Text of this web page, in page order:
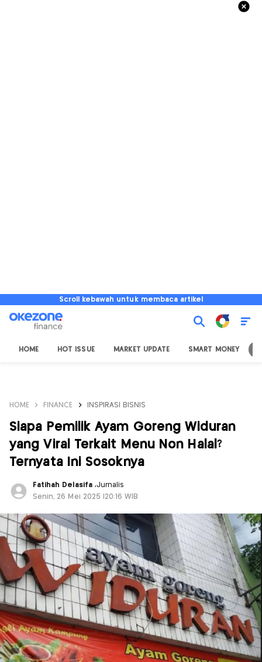
Scroll kebawah untuk membaca artikel
HOME HOT ISSUE MARKET UPDATE SMART MONEY
HOME FINANCE INSPIRASI BISNIS
Siapa Pemilik Ayam Goreng Widuran
yang Viral Terkait Menu Non Halal?
Ternyata Ini Sosoknya
Fatihah Delasifa ,Jurnalis
Senin, 26 Mei 2025 |20:16 WIB